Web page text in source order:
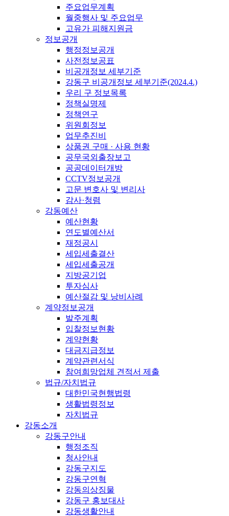
주요업무계획
월중행사 및 주요업무
고유가 피해지원금
정보공개
행정정보공개
사전정보공표
비공개정보 세부기준
강동구 비공개정보 세부기준(2024.4.)
우리 구 정보목록
정책실명제
정책연구
위원회정보
업무추진비
상품권 구매 · 사용 현황
공무국외출장보고
공공데이터개방
CCTV정보공개
고문 변호사 및 변리사
감사·청렴
강동예산
예산현황
연도별예산서
재정공시
세입세출결산
세입세출공개
지방공기업
투자심사
예산절감 및 낭비사례
계약정보공개
발주계획
입찰정보현황
계약현황
대금지급정보
계약관련서식
참여희망업체 견적서 제출
법규/자치법규
대한민국현행법령
생활법령정보
자치법규
강동소개
강동구안내
행정조직
청사안내
강동구지도
강동구연혁
강동의상징물
강동구 홍보대사
강동생활안내